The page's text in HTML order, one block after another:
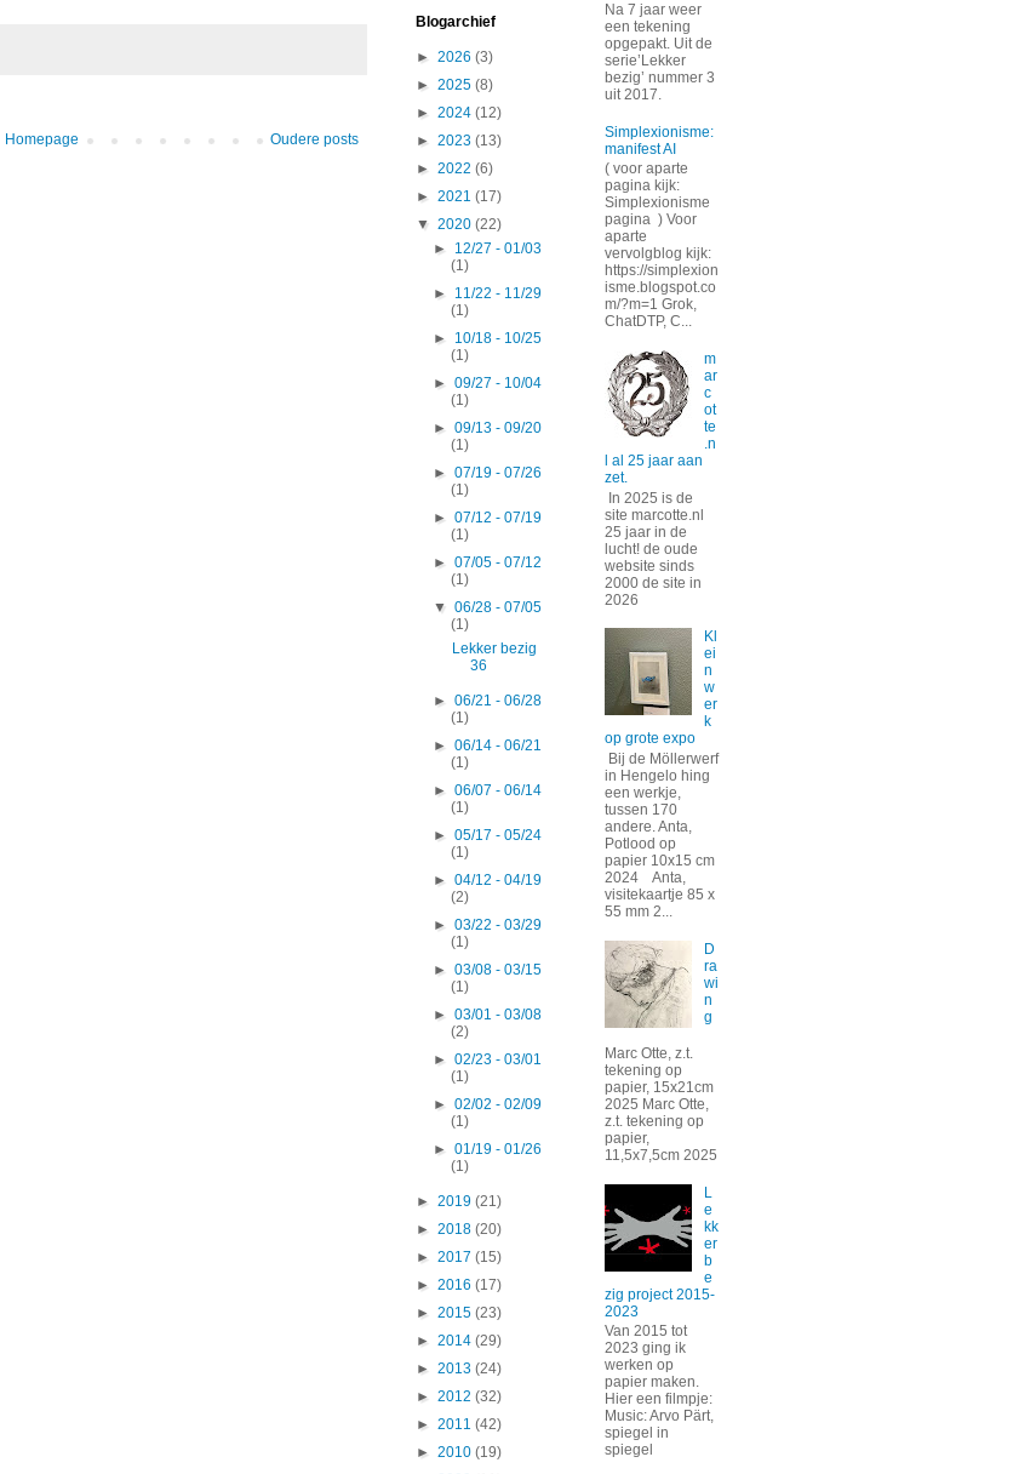
Oudere posts
Homepage
Blogarchief
► 2026 (3)
► 2025 (8)
► 2024 (12)
► 2023 (13)
► 2022 (6)
► 2021 (17)
▼ 2020 (22)
► 12/27 - 01/03
(1)
► 11/22 - 11/29
(1)
► 10/18 - 10/25
(1)
►09/27 - 10/04
(1)
►09/13 - 09/20
(1)
►07/19 - 07/26
(1)
►07/12 - 07/19
(1)
►07/05 - 07/12
(1)
▼06/28 - 07/05
(1)
Lekker bezig
36
►06/21 - 06/28
(1)
►06/14 - 06/21
(1)
►06/07 - 06/14
(1)
►05/17 - 05/24
(1)
►04/12 - 04/19
(2)
►03/22 - 03/29
(1)
►03/08 - 03/15
(1)
►03/01 - 03/08
(2)
►02/23 - 03/01
(1)
►02/02 - 02/09
(1)
►01/19 - 01/26
(1)
► 2019 (21)
► 2018 (20)
► 2017 (15)
► 2016 (17)
► 2015 (23)
► 2014 (29)
► 2013 (24)
► 2012 (32)
► 2011 (42)
► 2010 (19)
Na 7 jaar weer
een tekening
opgepakt. Uit de
serie’Lekker
bezig’ nummer 3
uit 2017.
Simplexionisme:
manifest AI
( voor aparte
pagina kijk:
Simplexionisme
pagina ) Voor
aparte
vervolgblog kijk:
https://simplexion
isme.blogspot.co
m/?m=1 Grok,
ChatDTP, C...
m
ar
c
ot
te
.n
l al 25 jaar aan
zet.
In 2025 is de
site marcotte.nl
25 jaar in de
lucht! de oude
website sinds
2000 de site in
2026
Kl
ei
n
w
er
k
op grote expo
Bij de Möllerwerf
in Hengelo hing
een werkje,
tussen 170
andere. Anta,
Potlood op
papier 10x15 cm
2024 Anta,
visitekaartje 85 x
55 mm 2...
D
ra
wi
n
g
Marc Otte, z.t.
tekening op
papier, 15x21cm
2025 Marc Otte,
z.t. tekening op
papier,
11,5x7,5cm 2025
L
e
kk
er
b
e
zig project 2015-
2023
Van 2015 tot
2023 ging ik
werken op
papier maken.
Hier een filmpje:
Music: Arvo Pärt,
spiegel in
spiegel